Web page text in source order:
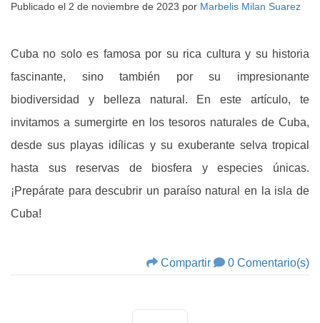
Publicado el 2 de noviembre de 2023 por Marbelis Milan Suarez
Cuba no solo es famosa por su rica cultura y su historia
fascinante, sino también por su impresionante
biodiversidad y belleza natural. En este artículo, te
invitamos a sumergirte en los tesoros naturales de Cuba,
desde sus playas idílicas y su exuberante selva tropical
hasta sus reservas de biosfera y especies únicas.
¡Prepárate para descubrir un paraíso natural en la isla de
Cuba!
Compartir 0 Comentario(s)